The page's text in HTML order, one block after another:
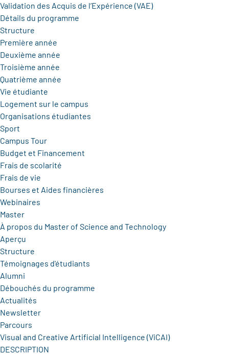
Validation des Acquis de l’Expérience (VAE)
Détails du programme
Structure
Première année
Deuxième année
Troisième année
Quatrième année
Vie étudiante
Logement sur le campus
Organisations étudiantes
Sport
Campus Tour
Budget et Financement
Frais de scolarité
Frais de vie
Bourses et Aides financières
Webinaires
Master
À propos du Master of Science and Technology
Aperçu
Structure
Témoignages d'étudiants
Alumni
Débouchés du programme
Actualités
Newsletter
Parcours
Visual and Creative Artificial Intelligence (ViCAI)
DESCRIPTION